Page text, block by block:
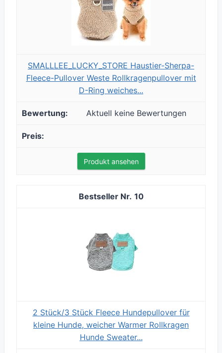
SMALLLEE_LUCKY_STORE Haustier-Sherpa-
Fleece-Pullover Weste Rollkragenpullover mit
D-Ring weiches...
Aktuell keine Bewertungen
Produkt ansehen
10
2 Stück/3 Stück Fleece Hundepullover für
kleine Hunde, weicher Warmer Rollkragen
Hunde Sweater...